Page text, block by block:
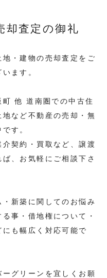
リシー
却査定の御礼
・建物の売却査定をご
ます。
他 道南圏での中古住
など不動産の売却・無
す。
契約・買取など、譲渡
、お気軽にご相談下さ
新築に関してのお悩み
事・借地権について・
も幅広く対応可能で
グリーンを宜しくお願